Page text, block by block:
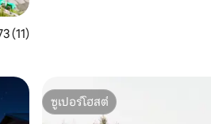
เฉลี่ย 4.73 จาก 5, 11 รีวิว
(11)
ซูเปอร์โฮสต์
ซูเปอร์โฮสต์